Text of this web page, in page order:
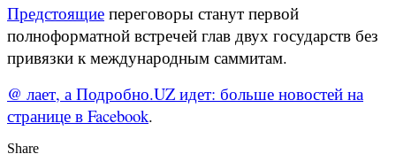
Предстоящие переговоры станут первой
полноформатной встречей глав двух государств без
привязки к международным саммитам.
@ лает, а Подробно.UZ идет: больше новостей на
странице в Facebook.
Share